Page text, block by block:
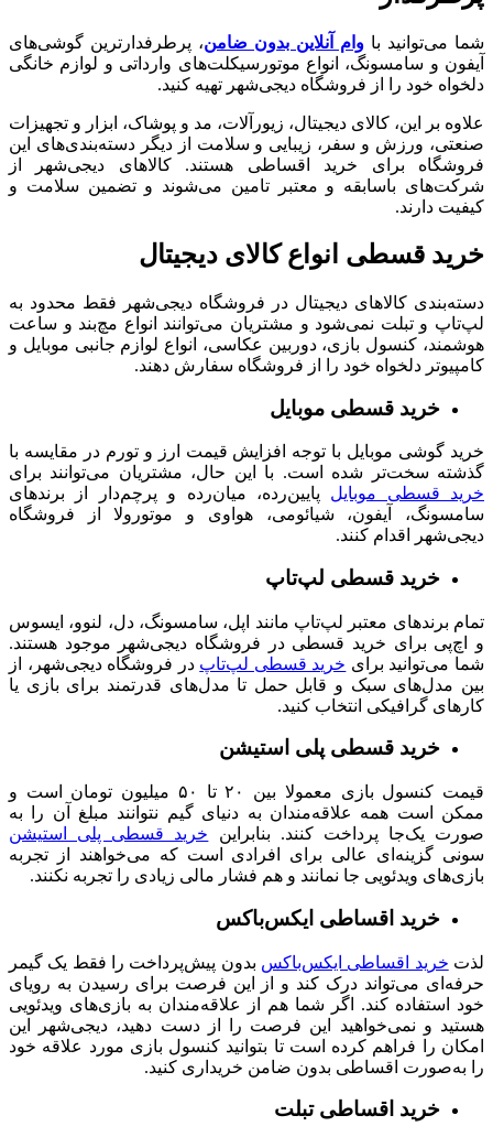
شما می‌توانید با وام آنلاین بدون ضامن، پرطرفدارترین گوشی‌های
آیفون و سامسونگ، انواع موتورسیکلت‌‌های وارداتی و لوازم خانگی
دلخواه خود را از فروشگاه دیجی‌شهر تهیه کنید.
علاوه بر این، کالای دیجیتال، زیورآلات، مد و پوشاک، ابزار و تجهیزات
صنعتی، ورزش و سفر، زیبایی و سلامت از دیگر دسته‌بندی‌های این
فروشگاه برای خرید اقساطی هستند. کالاهای دیجی‌شهر از
شرکت‌های باسابقه و معتبر تامین می‌شوند و تضمین‌ سلامت و
کیفیت دارند.
خرید قسطی انواع کالای دیجیتال
دسته‌بندی کالاهای دیجیتال در فروشگاه دیجی‌شهر فقط محدود به
لپ‌تاپ و تبلت‌ نمی‌شود و مشتریان می‌توانند انواع مچ‌بند و ساعت
هوشمند، کنسول بازی، دوربین عکاسی، انواع لوازم جانبی موبایل و
کامپیوتر دلخواه خود را از فروشگاه سفارش دهند.
خرید قسطی موبایل
خرید گوشی موبایل با توجه افزایش قیمت ارز و تورم در مقایسه با
گذشته سخت‌تر شده است. با این حال، مشتریان می‌توانند برای
خرید قسطی موبایل
پایین‌رده، میان‌رده و پرچم‌دار از برندهای
سامسونگ، آیفون، شیائومی، هواوی و موتورولا از فروشگاه
دیجی‌شهر اقدام کنند.
خرید قسطی لپ‌تاپ
تمام برندهای معتبر لپ‌تاپ مانند اپل، سامسونگ، دل، لنوو، ایسوس
و اچ‌پی برای خرید قسطی در فروشگاه دیجی‌شهر موجود هستند.
شما می‌توانید برای خرید قسطی لپ‌تاپ در فروشگاه دیجی‌شهر، از
بین مدل‌های سبک و قابل حمل تا مدل‌های قدرتمند برای بازی یا
کارهای گرافیکی انتخاب کنید.
خرید قسطی پلی استیشن
قیمت کنسول‌ بازی معمولا بین ۲۰ تا ۵۰ میلیون تومان است و
ممکن است همه علاقه‌مندان به دنیای گیم نتوانند مبلغ آن را به
صورت یک‌جا پرداخت کنند. بنابراین
خرید قسطی پلی‌ استیشن
سونی گزینه‌ای عالی برای افرادی است که می‌خواهند از تجربه
بازی‌های ویدئویی جا نمانند و هم فشار مالی زیادی را تجربه نکنند.
خرید اقساطی ایکس‌باکس
لذت خرید اقساطی ایکس‌باکس بدون پیش‌پرداخت را فقط یک گیمر
حرفه‌ای می‌تواند درک کند و از این فرصت برای رسیدن به رویای
خود استفاده کند. اگر شما هم از علاقه‌مندان به بازی‌های ویدئویی
هستید و نمی‌خواهید این فرصت را از دست دهید، دیجی‌شهر این
امکان را فراهم کرده است تا بتوانید کنسول بازی مورد علاقه خود
را به‌صورت اقساطی بدون ضامن خریداری کنید.
خرید اقساطی تبلت